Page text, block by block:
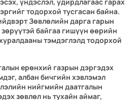
үндэслэл, удирдлагаас гарах
тодорхой тусгасан байна.
Зөвлөлийн дарга гарын
байгаа гишүүн өөрийн
тэмдэглэлд тодорхой
ерөнхий газрын дэргэдэх
албан бичгийн хэвлэмэл
нийгмийн даатгалын
зөвлөл нь тухайн аймаг,